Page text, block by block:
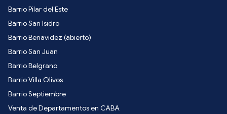
Barrio Pilar del Este
Barrio San Isidro
Barrio Benavidez (abierto)
Barrio San Juan
Barrio Belgrano
Barrio Villa Olivos
Barrio Septiembre
Venta de Departamentos en CABA